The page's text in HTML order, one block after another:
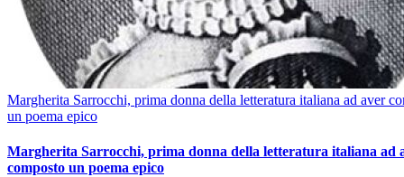
Margherita Sarrocchi, prima donna della letteratura italiana ad aver
un poema epico
Margherita Sarrocchi, prima donna della letteratura italiana ad
composto un poema epico